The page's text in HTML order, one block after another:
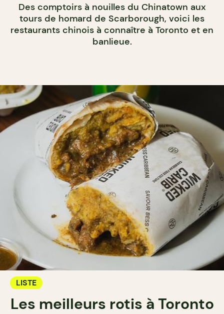
Des comptoirs à nouilles du Chinatown aux
tours de homard de Scarborough, voici les
restaurants chinois à connaître à Toronto et en
banlieue.
LISTE
Les meilleurs rotis à Toronto